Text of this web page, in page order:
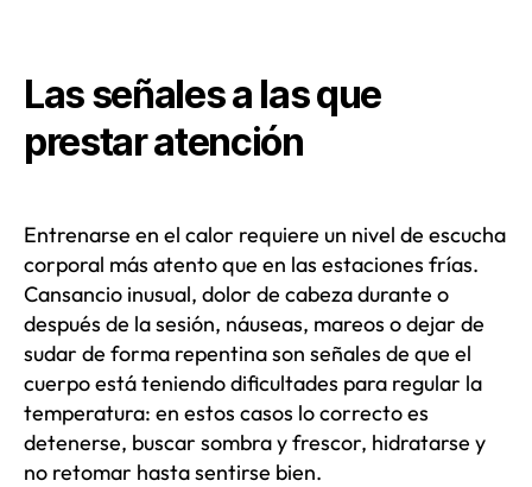
Las señales a las que
prestar atención
Entrenarse en el calor requiere un nivel de escucha
corporal más atento que en las estaciones frías.
Cansancio inusual, dolor de cabeza durante o
después de la sesión, náuseas, mareos o dejar de
sudar de forma repentina son señales de que el
cuerpo está teniendo dificultades para regular la
temperatura: en estos casos lo correcto es
detenerse, buscar sombra y frescor, hidratarse y
no retomar hasta sentirse bien.